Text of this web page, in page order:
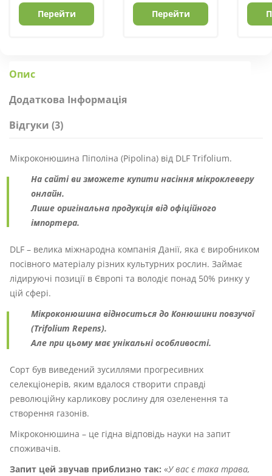
Перейти Перейти
Опис
Додаткова Інформація
Відгуки (3)
Мікроконюшина Піполіна (Pipolina) від DLF Trifolium.
На сайті ви зможете купити насіння мікроклеверу
онлайн.
Лише оригінальна продукція від офіційного
імпортера.
DLF – велика міжнародна компанія Данії, яка є виробником
посівного матеріалу різних культурних рослин. Займає
лідируючі позиції в Європі та володіє понад 50% ринку у
цій сфері.
Мікроконюшина відноситься до Конюшини повзучої
(Trifolium Repens).
Але при цьому має унікальні особливості.
Сорт був виведений зусиллями прогресивних
селекціонерів, яким вдалося створити справді
революційну карликову рослину для озеленення та
створення газонів.
Мікроконюшина – це гідна відповідь науки на запит
споживачів.
Запит цей звучав приблизно так: «У вас є така трава,